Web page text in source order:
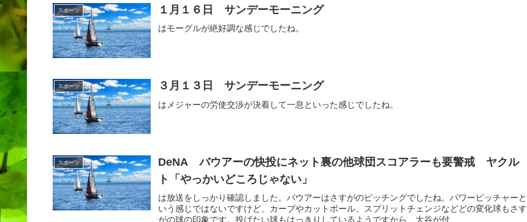
スポーツ １月１６日 サンデーモーニング
はモーグルが絶好調な感じでしたね。
スポーツ ３月１３日 サンデーモーニング
はメジャーの労使交渉が決着して一息といった感じでしたね。
スポーツ
DeNA バウアーの快投にネット裏の他球団スコアラーも要警戒 ヤクル
ト「やっかいどころじゃない」
は放送をしっかり確認しました。バウアーはさすがのピッチングでしたね。パワーピッチャーと
いう感じではないですけど、カーブやカットボール、スプリットチェンジなどどの変化球もさす
がの球の印象です。投げたい球もはっきりしているようですから、大谷が付...